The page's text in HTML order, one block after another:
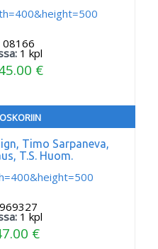
08166
1 kpl
€
Timo Sarpaneva,
T.S. Huom.
969327
1 kpl
€